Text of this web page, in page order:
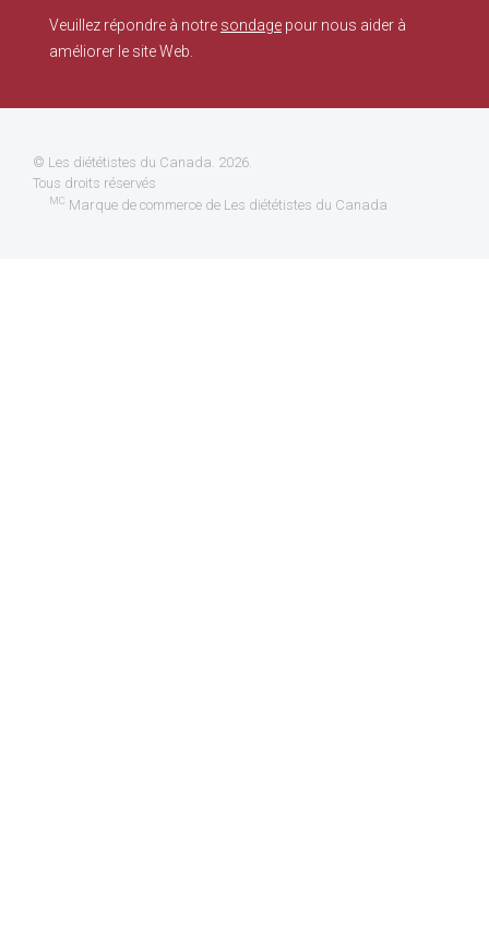
Veuillez répondre à notre sondage pour nous aider à
améliorer le site Web.
© Les diététistes du Canada. 2026.
Tous droits réservés
MC Marque de commerce de Les diététistes du Canada